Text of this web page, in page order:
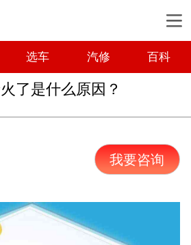
选车 汽修 百科
了是什么原因？
我要咨询